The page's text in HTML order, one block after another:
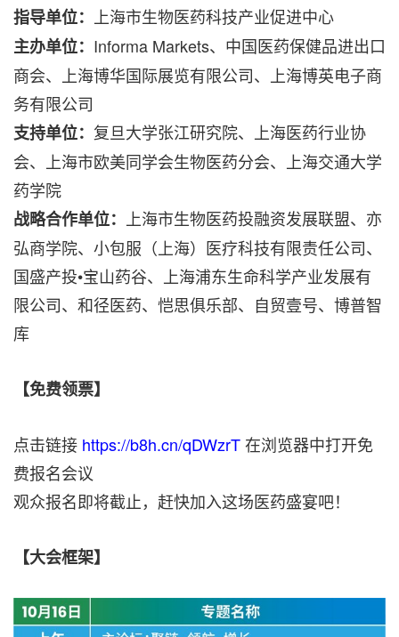
指导单位： 上海市生物医药科技产业促进中心
主办单位： Informa Markets、中国医药保健品进出口
商会、上海博华国际展览有限公司、上海博英电子商
务有限公司
支持单位： 复旦大学张江研究院、上海医药行业协
会、上海市欧美同学会生物医药分会、上海交通大学
药学院
战略合作单位： 上海市生物医药投融资发展联盟、亦
弘商学院、小包服（上海）医疗科技有限责任公司、
国盛产投•宝山药谷、上海浦东生命科学产业发展有
限公司、和径医药、恺思俱乐部、自贸壹号、博普智
库
【免费领票】
点击链接 https://b8h.cn/qDWzrT在浏览器中打开免
费报名会议
观众报名即将截止，赶快加入这场医药盛宴吧！
【大会框架】